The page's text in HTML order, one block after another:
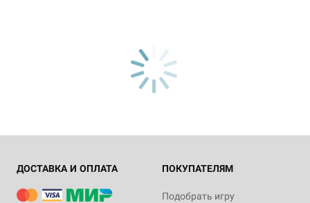
ДОСТАВКА И ОПЛАТА ПОКУПАТЕЛЯМ
Подобрать игру